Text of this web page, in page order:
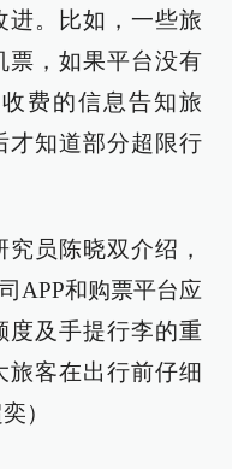
进。比如，一些旅
票，如果平台没有
费的信息告知旅
才知道部分超限行
员陈晓双介绍，
APP和购票平台应
度及手提行李的重
客在出行前仔细
）